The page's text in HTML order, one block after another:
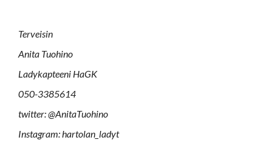
Terveisin
Anita Tuohino
Ladykapteeni HaGK
050-3385614
twitter: @AnitaTuohino
Instagram: hartolan­_ladyt